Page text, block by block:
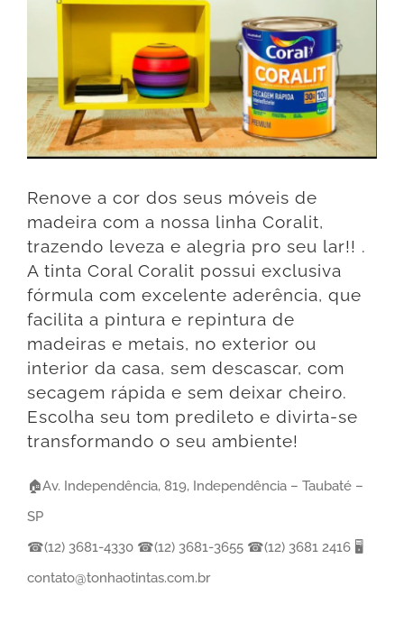
Renove a cor dos seus móveis de
madeira com a nossa linha Coralit,
trazendo leveza e alegria pro seu lar!! .
A tinta Coral Coralit possui exclusiva
fórmula com excelente aderência, que
facilita a pintura e repintura de
madeiras e metais, no exterior ou
interior da casa, sem descascar, com
secagem rápida e sem deixar cheiro.
Escolha seu tom predileto e divirta-se
transformando o seu ambiente!
🏠Av. Independência, 819, Independência – Taubaté –
SP
☎(12) 3681-4330 ☎(12) 3681-3655 ☎(12) 3681 2416 🖥
contato@tonhaotintas.com.br